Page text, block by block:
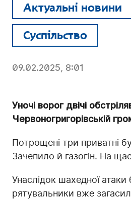
Актуальні новини
Суспільство
09.02.2025, 8:01
Уночі ворог двічі
Червоногригорівській
Потрощені три приватні
Зачепило й газогін. На
Унаслідок шахедної
рятувальники вже